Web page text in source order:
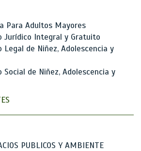
Para Adultos Mayores
Jurídico Integral y Gratuito
Legal de Niñez, Adolescencia y
Social de Niñez, Adolescencia y
PUBLICOS Y AMBIENTE